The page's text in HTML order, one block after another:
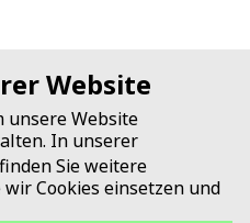
Website
unsere Website
In unserer
finden Sie weitere
Cookies einsetzen und